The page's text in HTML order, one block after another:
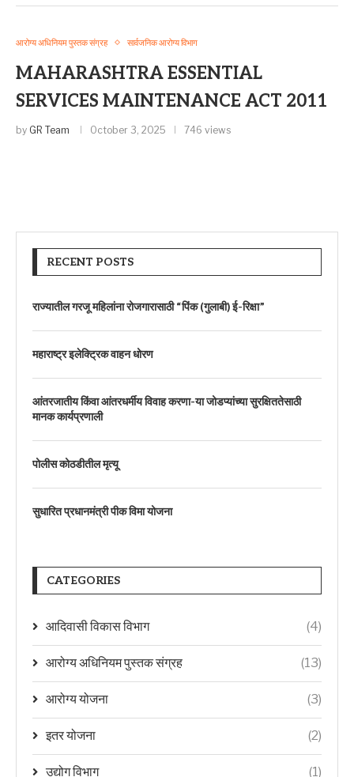
आरोग्य अधिनियम पुस्तक संग्रह सार्वजनिक आरोग्य विभाग
MAHARASHTRA ESSENTIAL
SERVICES MAINTENANCE ACT 2011
by GR Team October 3, 2025 746 views
RECENT POSTS
राज्यातील गरजू महिलांना रोजगारासाठी “पिंक (गुलाबी) ई-रिक्षा”
महाराष्ट्र इलेक्ट्रिक वाहन धोरण
आंतरजातीय किंवा आंतरधर्मीय विवाह करणा-या जोडप्यांच्या सुरक्षिततेसाठी
मानक कार्यप्रणाली
पोलीस कोठडीतील मृत्यू
सुधारित प्रधानमंत्री पीक विमा योजना
CATEGORIES
आदिवासी विकास विभाग (4)
आरोग्य अधिनियम पुस्तक संग्रह (13)
आरोग्य योजना (3)
इतर योजना (2)
उद्योग विभाग (1)